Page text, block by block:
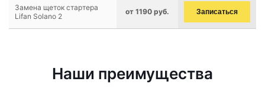
Замена щеток стартера
Lifan Solano 2
от 1190 руб. Записаться
Наши преимущества